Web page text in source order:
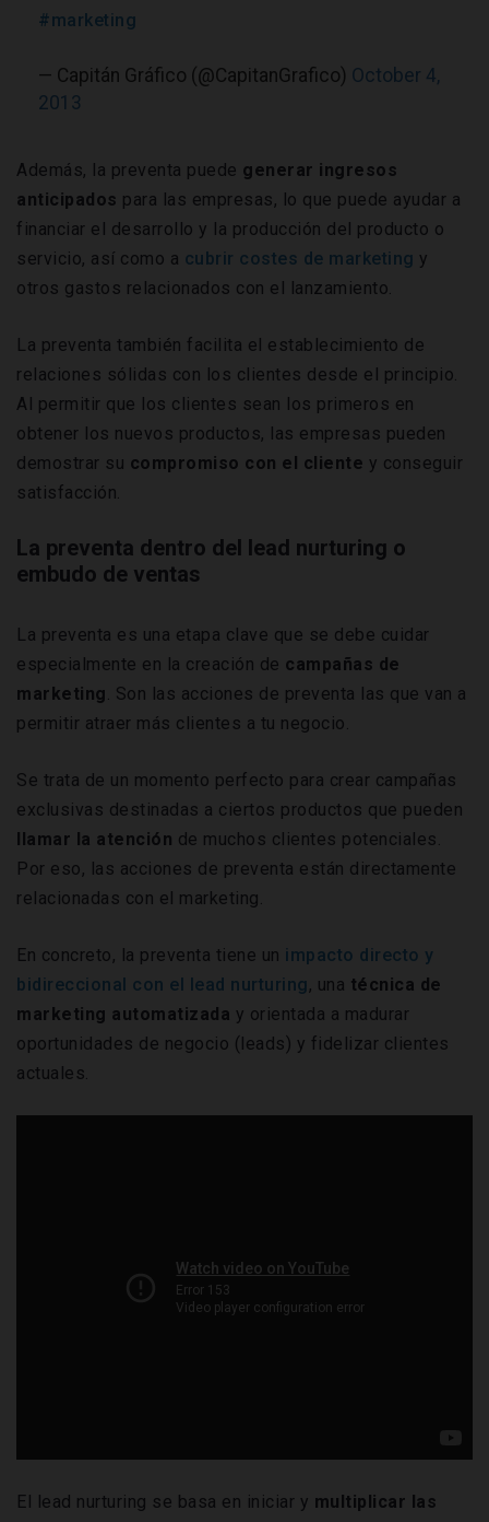
#marketing
— Capitán Gráfico (@CapitanGrafico) October 4,
2013
Además, la preventa puede generar ingresos
anticipados para las empresas, lo que puede ayudar a
financiar el desarrollo y la producción del producto o
servicio, así como a cubrir costes de marketing y
otros gastos relacionados con el lanzamiento.
La preventa también facilita el establecimiento de
relaciones sólidas con los clientes desde el principio.
Al permitir que los clientes sean los primeros en
obtener los nuevos productos, las empresas pueden
demostrar su compromiso con el cliente y conseguir
satisfacción.
La preventa dentro del lead nurturing o
embudo de ventas
La preventa es una etapa clave que se debe cuidar
especialmente en la creación de campañas de
marketing. Son las acciones de preventa las que van a
permitir atraer más clientes a tu negocio.
Se trata de un momento perfecto para crear campañas
exclusivas destinadas a ciertos productos que pueden
llamar la atención de muchos clientes potenciales.
Por eso, las acciones de preventa están directamente
relacionadas con el marketing.
En concreto, la preventa tiene un impacto directo y
bidireccional con el lead nurturing, una técnica de
marketing automatizada y orientada a madurar
oportunidades de negocio (leads) y fidelizar clientes
actuales.
El lead nurturing se basa en iniciar y multiplicar las